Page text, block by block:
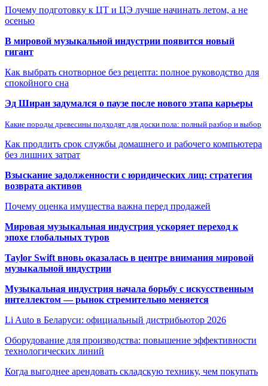
Почему подготовку к ЦТ и ЦЭ лучше начинать летом, а не
осенью
В мировой музыкальной индустрии появится новый
гигант
Как выбрать снотворное без рецепта: полное руководство для
спокойного сна
Эд Ширан задумался о паузе после нового этапа карьеры
Какие породы древесины подходят для доски пола: полный разбор и выбор
Как продлить срок службы домашнего и рабочего компьютера
без лишних затрат
Взыскание задолженности с юридических лиц: стратегия
возврата активов
Почему оценка имущества важна перед продажей
Мировая музыкальная индустрия ускоряет переход к
эпохе глобальных туров
Taylor Swift вновь оказалась в центре внимания мировой
музыкальной индустрии
Музыкальная индустрия начала борьбу с искусственным
интеллектом — рынок стремительно меняется
Li Auto в Беларуси: официальный дистрибьютор 2026
Оборудование для производства: повышение эффективности
технологических линий
Когда выгоднее арендовать складскую технику, чем покупать